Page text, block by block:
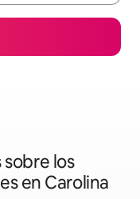
sobre los
en Carolina